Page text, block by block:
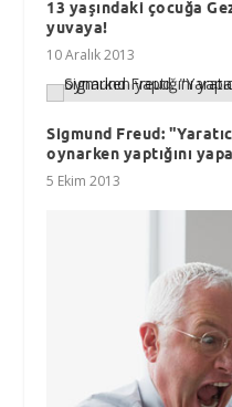
13 yaşındaki çocuğa
yuvaya!
10 Aralık 2013
Sigmund Freud:
oynarken yaptığını
5 Ekim 2013